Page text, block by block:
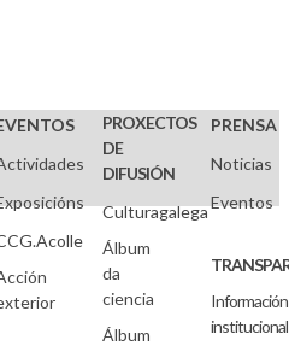
PROXECTOS
DE
DIFUSIÓN
Culturagalega
Álbum
da
ciencia
Álbum
PRENSA
Noticias
Eventos
Información
institucional